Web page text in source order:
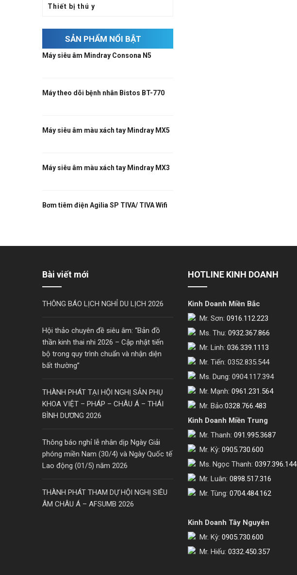
Thiết bị thú y
SẢN PHẨM NỔI BẬT
Máy siêu âm Mindray Consona N5
Máy theo dõi bệnh nhân Bistos BT-770
Máy siêu âm màu xách tay Mindray MX5
Máy siêu âm màu xách tay Mindray MX3
Bơm tiêm điện Agilia SP TIVA/ TIVA Wifi
Bài viết mới
THÔNG BÁO LỊCH NGHỈ DU LỊCH 2026
Hội thảo chuyên đề siêu âm: “Bản đồ
thần kinh thai nhi 2026 – Cập nhật tiến
bộ trong quy trình chuẩn và nhận diện
bất thường”
THÀNH PHÁT TẠI HỘI NGHỊ SẢN PHỤ
KHOA VIỆT – PHÁP – CHÂU Á – THÁI
BÌNH DƯƠNG 2026
Thông báo nghỉ lễ nhân dịp Ngày Giải
phóng miền Nam (30/4) và Ngày Quốc tế
Lao động (01/5) năm 2026
THÀNH PHÁT THAM DỰ HỘI NGHỊ SIÊU
ÂM CHÂU Á – AFSUMB 2026
HOTLINE KINH DOANH
Kinh Doanh Miền Bắc
Mr. Sơn: 0916.112.223
Ms. Thu: 0932.367.866
Mr. Linh: 036.339.1113
Mr. Tiến: 0352.835.544
Ms. Dung: 0904.117.394
Mr. Mạnh: 0961.231.564
Mr. Bảo:0328.766.483
Kinh Doanh Miền Trung
Mr. Thanh: 091.995.3687
Mr. Kỳ: 0905.730.600
Ms. Ngọc Thanh: 0397.396.144
Mr. Luân: 0898.517.316
Mr. Tùng: 0704.484.162
Kinh Doanh Tây Nguyên
Mr. Kỳ: 0905.730.600
Mr. Hiếu: 0332.450.357